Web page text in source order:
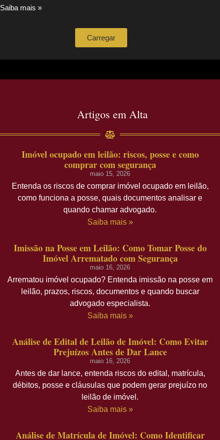
Saiba mais »
Carregar
Artigos em Alta
Imóvel ocupado em leilão: riscos, posse e como
comprar com segurança
maio 15, 2026
Entenda os riscos de comprar imóvel ocupado em leilão,
como funciona a posse, quais documentos analisar e
quando chamar advogado.
Saiba mais »
Imissão na Posse em Leilão: Como Tomar Posse do
Imóvel Arrematado com Segurança
maio 16, 2026
Arrematou imóvel ocupado? Entenda imissão na posse em
leilão, prazos, riscos, documentos e quando buscar
advogado especialista.
Saiba mais »
Análise de Edital de Leilão de Imóvel: Como Evitar
Prejuízos Antes de Dar Lance
maio 16, 2026
Antes de dar lance, entenda riscos do edital, matrícula,
débitos, posse e cláusulas que podem gerar prejuízo no
leilão de imóvel.
Saiba mais »
Análise de Matrícula de Imóvel: Como Identificar